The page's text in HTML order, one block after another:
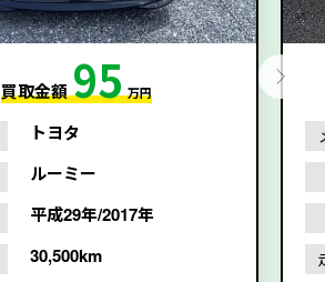
買取金額95 万円
トヨタ
ルーミー
平成29年/2017年
30,500km